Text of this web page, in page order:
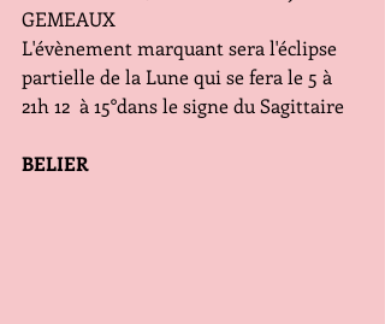
GEMEAUX
L'évènement marquant sera l'éclipse
partielle de la Lune qui se fera le 5 à
21h 12  à 15°dans le signe du Sagittaire
BELIER